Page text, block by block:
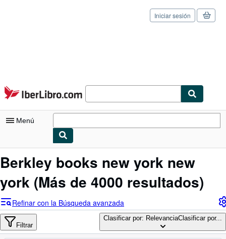
Pasar al contenido principal
IberLibro.com
Iniciar sesión
Menú
Mi cuenta
Consultar mis pedidos
Cerrar sesión
Búsqueda avanzada
Colecciones
Berkley books new york new
york (Más de 4000 resultados)
Refinar con la Búsqueda avanzada
Filtrar
Clasificar por: RelevanciaClasificar por...